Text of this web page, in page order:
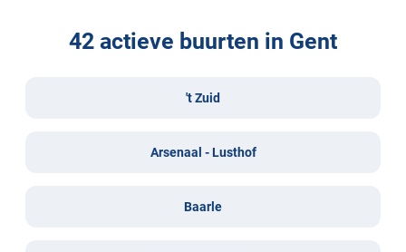
42 actieve buurten in Gent
't Zuid
Arsenaal - Lusthof
Baarle